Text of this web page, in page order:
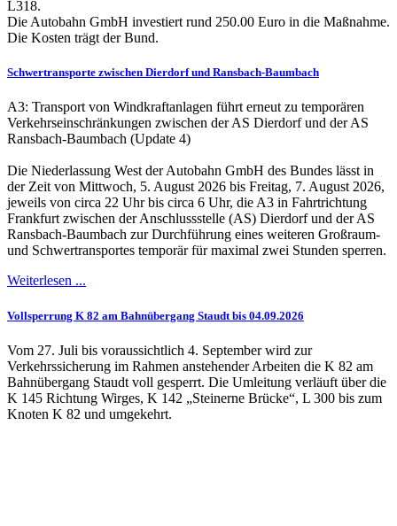
L318.
Die Autobahn GmbH investiert rund 250.00 Euro in die Maßnahme.
Die Kosten trägt der Bund.
Schwertransporte zwischen Dierdorf und Ransbach-Baumbach
A3: Transport von Windkraftanlagen führt erneut zu temporären
Verkehrseinschränkungen zwischen der AS Dierdorf und der AS
Ransbach-Baumbach (Update 4)
Die Niederlassung West der Autobahn GmbH des Bundes lässt in
der Zeit von Mittwoch, 5. August 2026 bis Freitag, 7. August 2026,
jeweils von circa 22 Uhr bis circa 6 Uhr, die A3 in Fahrtrichtung
Frankfurt zwischen der Anschlussstelle (AS) Dierdorf und der AS
Ransbach-Baumbach zur Durchführung eines weiteren Großraum-
und Schwertransportes temporär für maximal zwei Stunden sperren.
Weiterlesen ...
Vollsperrung K 82 am Bahnübergang Staudt bis 04.09.2026
Vom 27. Juli bis voraussichtlich 4. September wird zur
Verkehrssicherung im Rahmen anstehender Arbeiten die K 82 am
Bahnübergang Staudt voll gesperrt. Die Umleitung verläuft über die
K 145 Richtung Wirges, K 142 „Steinerne Brücke“, L 300 bis zum
Knoten K 82 und umgekehrt.